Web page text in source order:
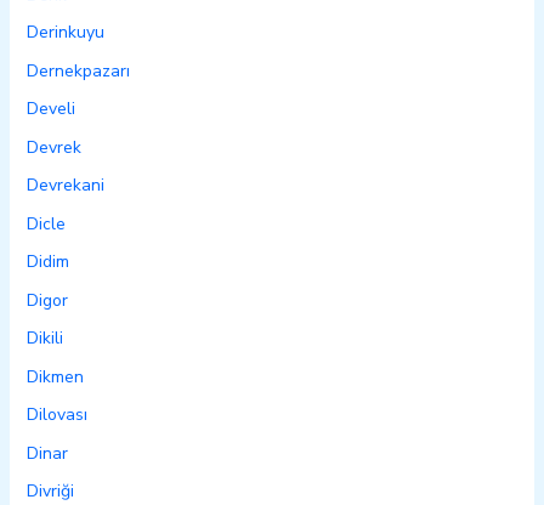
Derinkuyu
Dernekpazarı
Develi
Devrek
Devrekani
Dicle
Didim
Digor
Dikili
Dikmen
Dilovası
Dinar
Divriği